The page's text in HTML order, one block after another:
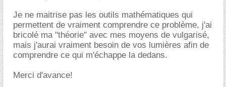
Je ne maitrise pas les outils mathématiques qui
permettent de vraiment comprendre ce problème, j'ai
bricolé ma "théorie" avec mes moyens de vulgarisé,
mais j'aurai vraiment besoin de vos lumières afin de
comprendre ce qui m'échappe la dedans.
Merci d'avance!